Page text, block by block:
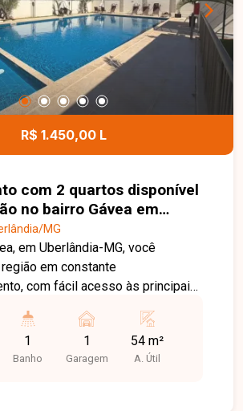
R$ 1.450,00 L
com 2 quartos disponível
no bairro Gávea em
MG
MG
em Uberlândia-MG, você
em constante
com fácil acesso às principais
escolas, farmácias e diversos
praticidade e
para
1
Banho
1
Garagem
54 m²
A. Útil